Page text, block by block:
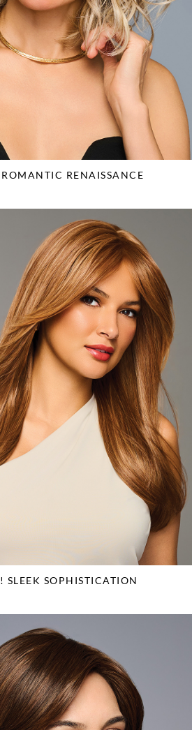
RENAISSANCE
SLEEK SOPHISTICATION